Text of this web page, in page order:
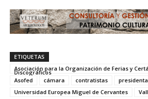
ETIQUETAS
Asociación para la Organización de Ferias y
Discográficos
Asofed
cámara contratistas presidenta
Universidad Europea Miguel de Cervantes